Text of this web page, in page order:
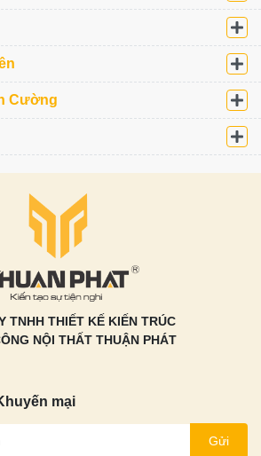
Cường
TNHH THIẾT KẾ KIẾN TRÚC
NỘI THẤT THUẬN PHÁT
mại
Gửi